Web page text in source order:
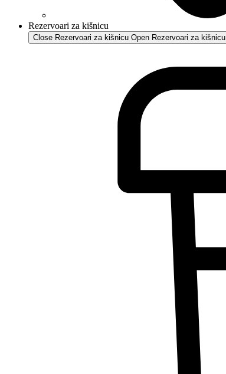
Rezervoari za kišnicu
Close Rezervoari za kišnicu Open Rezervoari za kišnicu